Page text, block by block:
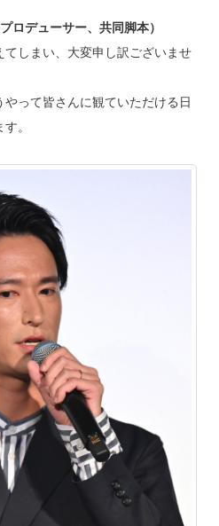
ロデューサー、共同脚本）
てしまい、大変申し訳ございませ
って皆さんに観ていただける日
。